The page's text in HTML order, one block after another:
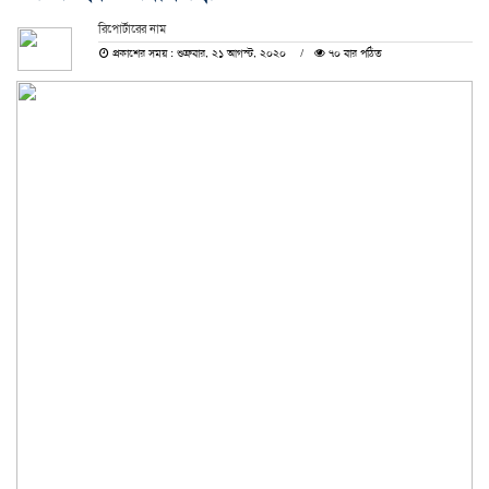
রিপোর্টারের নাম
প্রকাশের সময় : শুক্রবার, ২১ আগস্ট, ২০২০
৭০ বার পঠিত